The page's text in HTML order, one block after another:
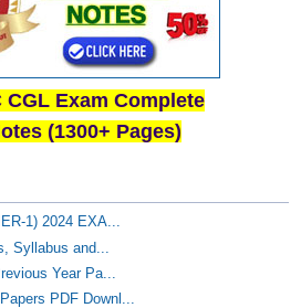
CGL Exam Complete
(1300+ Pages)
1) 2024 EXA...
Syllabus and...
Year Pa...
PDF Downl...